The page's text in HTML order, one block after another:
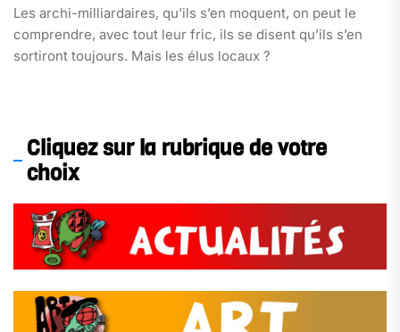
Les archi-milliardaires, qu’ils s’en moquent, on peut le
comprendre, avec tout leur fric, ils se disent qu’ils s’en
sortiront toujours. Mais les élus locaux ?
Cliquez sur la rubrique de votre
choix